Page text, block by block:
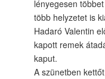
lényegesen
több helyzetet is
Hadaró Valentin
kapott remek
kaput.
A szünetben